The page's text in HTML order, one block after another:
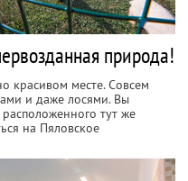
природа!
красивом месте. Совсем
и даже лосями. Вы
тут же
на Пяловское